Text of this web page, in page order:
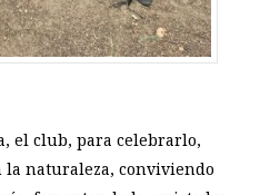
el club, para celebrarlo,
la naturaleza, conviviendo